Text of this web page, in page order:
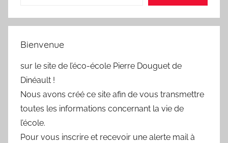
Bienvenue
sur le site de l’éco-école Pierre Douguet de
Dinéault !
Nous avons créé ce site afin de vous transmettre
toutes les informations concernant la vie de
l’école.
Pour vous inscrire et recevoir une alerte mail à